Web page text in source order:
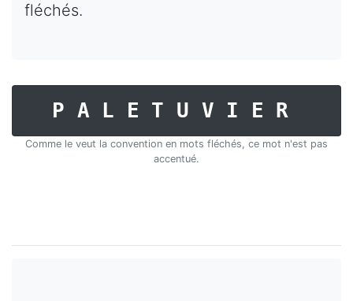
fléchés.
PALETUVIER
Comme le veut la convention en mots fléchés, ce mot n'est pas
accentué.